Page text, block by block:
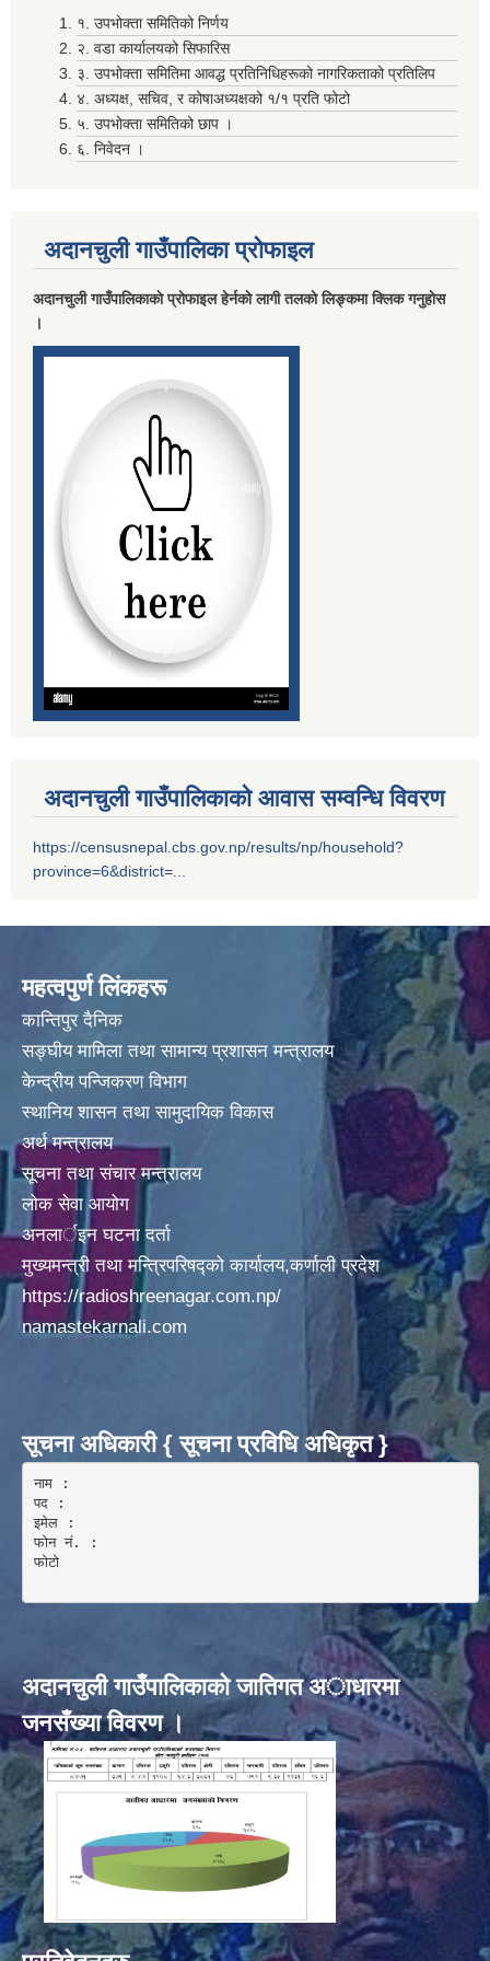
१. उपभोक्ता समितिको निर्णय
२. वडा कार्यालयको सिफारिस
३. उपभोक्ता समितिमा आवद्ध प्रतिनिधिहरूको नागरिकताको प्रतिलिप
४. अध्यक्ष, सचिव, र कोषाअध्यक्षको १/१ प्रति फोटो
५. उपभोक्ता समितिको छाप ।
६. निवेदन ।
अदानचुली गाउँपालिका प्राेफाइल
अदानचुली गाउँपालिकाकाे प्राेफाइल हेर्नकाे लागी तलकाे लिङ्कमा क्लिक गनुहाेस
।
अदानचुली गाउँपालिकाको आवास सम्वन्धि विवरण
https://censusnepal.cbs.gov.np/results/np/household?
province=6&district=...
महत्वपुर्ण लिंकहरू
कान्तिपुर दैनिक
सङ्घीय मामिला तथा सामान्य प्रशासन मन्त्रालय
केन्द्रीय पन्जिकरण विभाग
स्थानिय शासन तथा सामुदायिक विकास
अर्थ मन्त्रालय
सूचना तथा संचार मन्त्रालय
लोक सेवा आयोग
अनलार्इन घटना दर्ता
मुख्यमन्त्री तथा मन्त्रिपरिषद्को कार्यालय,कर्णाली प्रदेश
https://radioshreenagar.com.np/
namastekarnali.com
सूचना अधिकारी { सूचना प्रविधि अधिकृत }
नाम :
पद :
इमेल :
फोन नं. :
फोटो
अदानचुली गाउँपालिकाकाे जातिगत अाधारमा
जनसँख्या विवरण ।